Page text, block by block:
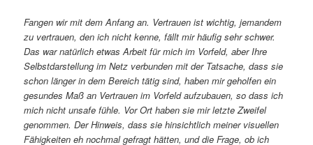
Fangen wir mit dem Anfang an. Vertrauen ist wichtig, jemandem
zu vertrauen, den ich nicht kenne, fällt mir häufig sehr schwer.
Das war natürlich etwas Arbeit für mich im Vorfeld, aber Ihre
Selbstdarstellung im Netz verbunden mit der Tatsache, dass sie
schon länger in dem Bereich tätig sind, haben mir geholfen ein
gesundes Maß an Vertrauen im Vorfeld aufzubauen, so dass ich
mich nicht unsafe fühle. Vor Ort haben sie mir letzte Zweifel
genommen. Der Hinweis, dass sie hinsichtlich meiner visuellen
Fähigkeiten eh nochmal gefragt hätten, und die Frage, ob ich